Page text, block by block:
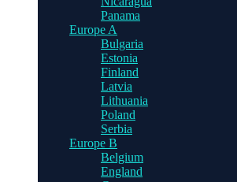
Panama
Europe A
Bulgaria
Estonia
Finland
Latvia
Lithuania
Poland
Serbia
Europe B
Belgium
England